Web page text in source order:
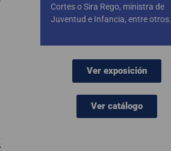
Cortes o Sira Rego, ministra de
Juventud e Infancia, entre otros.
Ver exposición
Ver catálogo